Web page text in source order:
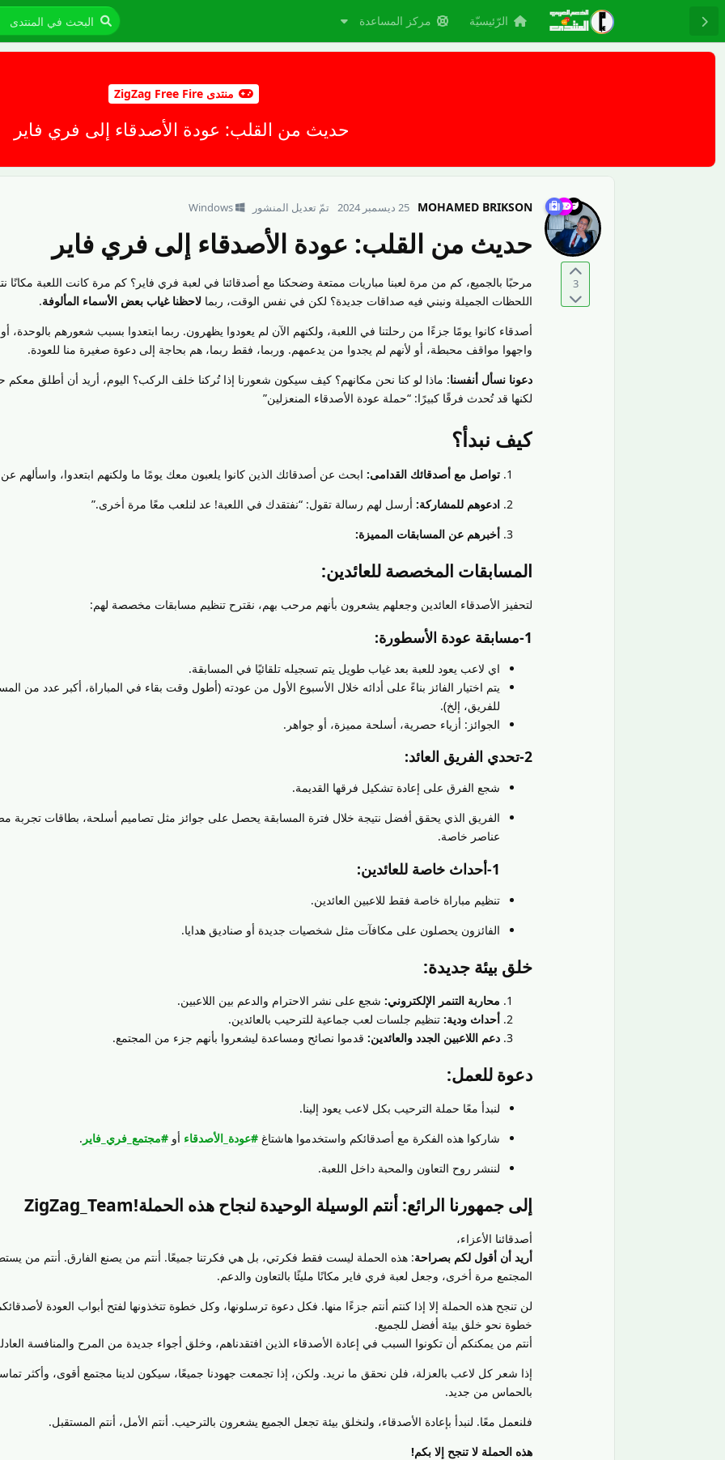
الرّئيسيّة مركز المساعدة
منتدى ZigZag Free Fire
حديث من القلب: عودة الأصدقاء إلى فري فاير
3
MOHAMED BRIKSON 25 ديسمبر 2024 تمّ تعديل المنشور Windows
حديث من القلب: عودة الأصدقاء إلى فري فاير
مرحبًا بالجميع، كم من مرة لعبنا مباريات ممتعة وضحكنا مع أصدقائنا في لعبة فري فاير؟ كم مرة كانت اللعبة مكانًا
اللحظات الجميلة ونبني فيه صداقات جديدة؟ لكن في نفس الوقت، ربما لاحظنا غياب بعض الأسماء المألوفة.
أصدقاء كانوا يومًا جزءًا من رحلتنا في اللعبة، ولكنهم الآن لم يعودوا يظهرون. ربما ابتعدوا بسبب شعورهم بالوحدة، أو
واجهوا مواقف محبطة، أو لأنهم لم يجدوا من يدعمهم. وربما، فقط ربما، هم بحاجة إلى دعوة صغيرة منا للعودة.
دعونا نسأل أنفسنا: ماذا لو كنا نحن مكانهم؟ كيف سيكون شعورنا إذا تُركنا خلف الركب؟ اليوم، أريد أن أطلق
لكنها قد تُحدث فرقًا كبيرًا: “حملة عودة الأصدقاء المنعزلين”
كيف نبدأ؟
تواصل مع أصدقائك القدامى: ابحث عن أصدقائك الذين كانوا يلعبون معك يومًا ما ولكنهم ابتعدوا، واسألهم
ادعوهم للمشاركة: أرسل لهم رسالة تقول: “نفتقدك في اللعبة! عد لنلعب معًا مرة أخرى.”
أخبرهم عن المسابقات المميزة:
المسابقات المخصصة للعائدين:
لتحفيز الأصدقاء العائدين وجعلهم يشعرون بأنهم مرحب بهم، نقترح تنظيم مسابقات مخصصة لهم:
1-مسابقة عودة الأسطورة:
اي لاعب يعود للعبة بعد غياب طويل يتم تسجيله تلقائيًا في المسابقة.
يتم اختيار الفائز بناءً على أدائه خلال الأسبوع الأول من عودته (أطول وقت بقاء في المباراة، أكبر عدد من
للفريق، إلخ).
الجوائز: أزياء حصرية، أسلحة مميزة، أو جواهر.
2-تحدي الفريق العائد:
شجع الفرق على إعادة تشكيل فرقها القديمة.
الفريق الذي يحقق أفضل نتيجة خلال فترة المسابقة يحصل على جوائز مثل تصاميم أسلحة، بطاقات تجربة
عناصر خاصة.
1-أحداث خاصة للعائدين:
تنظيم مباراة خاصة فقط للاعبين العائدين.
الفائزون يحصلون على مكافآت مثل شخصيات جديدة أو صناديق هدايا.
خلق بيئة جديدة:
محاربة التنمر الإلكتروني: شجع على نشر الاحترام والدعم بين اللاعبين.
أحداث ودية: تنظيم جلسات لعب جماعية للترحيب بالعائدين.
دعم اللاعبين الجدد والعائدين: قدموا نصائح ومساعدة ليشعروا بأنهم جزء من المجتمع.
دعوة للعمل:
لنبدأ معًا حملة الترحيب بكل لاعب يعود إلينا.
شاركوا هذه الفكرة مع أصدقائكم واستخدموا هاشتاغ #عودة_الأصدقاء أو #مجتمع_فري_فاير .
لننشر روح التعاون والمحبة داخل اللعبة.
إلى جمهورنا الرائع: أنتم الوسيلة الوحيدة لنجاح هذه الحملة!ZigZag_Team
أصدقائنا الأعزاء،
أريد أن أقول لكم بصراحة: هذه الحملة ليست فقط فكرتي، بل هي فكرتنا جميعًا. أنتم من يصنع الفارق. أنتم من
المجتمع مرة أخرى، وجعل لعبة فري فاير مكانًا مليئًا بالتعاون والدعم.
لن تنجح هذه الحملة إلا إذا كنتم أنتم جزءًا منها. فكل دعوة ترسلونها، وكل خطوة تتخذونها لفتح أبواب العودة
خطوة نحو خلق بيئة أفضل للجميع.
أنتم من يمكنكم أن تكونوا السبب في إعادة الأصدقاء الذين افتقدناهم، وخلق أجواء جديدة من المرح والمنافسة
إذا شعر كل لاعب بالعزلة، فلن نحقق ما نريد. ولكن، إذا تجمعت جهودنا جميعًا، سيكون لدينا مجتمع أقوى، وأكثر
بالحماس من جديد.
فلنعمل معًا. لنبدأ بإعادة الأصدقاء، ولنخلق بيئة تجعل الجميع يشعرون بالترحيب. أنتم الأمل، أنتم المستقبل.
هذه الحملة لا تنجح إلا بكم!